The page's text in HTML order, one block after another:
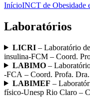
InícioINCT de Obesidade
Laboratórios
LICRI– Laboratório
insulina-FCM – Coord.
LABIMO–
-FCA – Coord. Profa.
LABIMEF –
físico-Unesp Rio Claro –